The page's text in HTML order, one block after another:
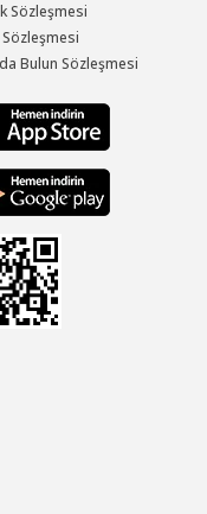
Sözleşmesi
Sözleşmesi
Bulun Sözleşmesi